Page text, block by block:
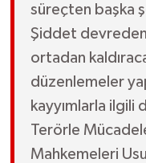
süreçten başka
Şiddet devreden
ortadan
düzenlemeler
kayyımlarla ilgili
Terörle
Mahkemeleri